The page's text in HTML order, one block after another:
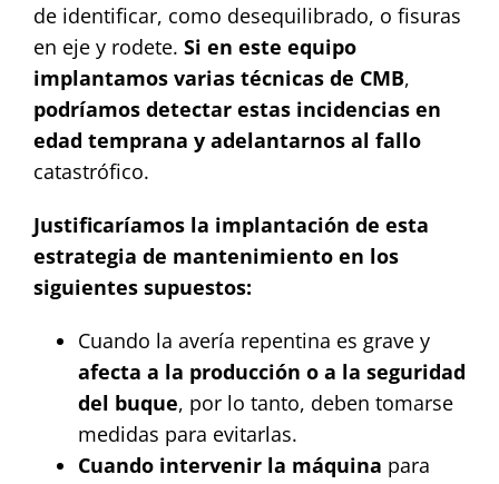
de identificar, como desequilibrado, o fisuras
en eje y rodete. Si en este equipo
implantamos varias técnicas de CMB,
podríamos detectar estas incidencias en
edad temprana y adelantarnos al fallo
catastrófico.
Justificaríamos la implantación de esta
estrategia de mantenimiento en los
siguientes supuestos:
Cuando la avería repentina es grave y
afecta a la producción o a la seguridad
del buque, por lo tanto, deben tomarse
medidas para evitarlas.
Cuando intervenir la máquina para